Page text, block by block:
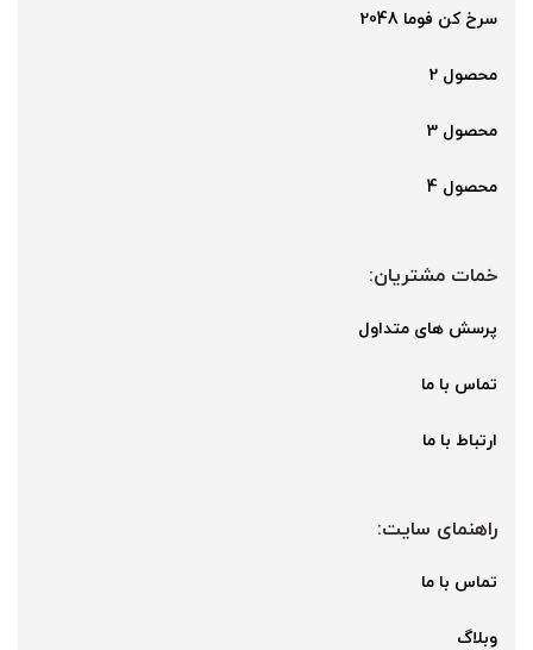
سرخ کن فوما 2048
محصول 2
محصول 3
محصول 4
خمات مشتریان:
پرسش های متداول
تماس با ما
ارتباط با ما
راهنمای سایت:
تماس با ما
وبلاگ